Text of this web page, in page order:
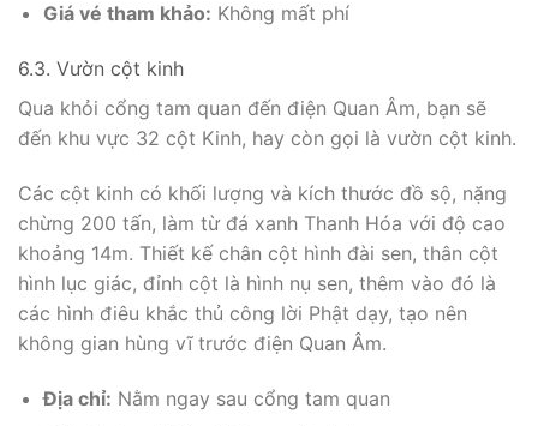
Giá vé tham khảo: Không mất phí
6.3. Vườn cột kinh
Qua khỏi cổng tam quan đến điện Quan Âm, bạn sẽ
đến khu vực 32 cột Kinh, hay còn gọi là vườn cột kinh.
Các cột kinh có khối lượng và kích thước đồ sộ, nặng
chừng 200 tấn, làm từ đá xanh Thanh Hóa với độ cao
khoảng 14m. Thiết kế chân cột hình đài sen, thân cột
hình lục giác, đỉnh cột là hình nụ sen, thêm vào đó là
các hình điêu khắc thủ công lời Phật dạy, tạo nên
không gian hùng vĩ trước điện Quan Âm.
Địa chỉ: Nằm ngay sau cổng tam quan